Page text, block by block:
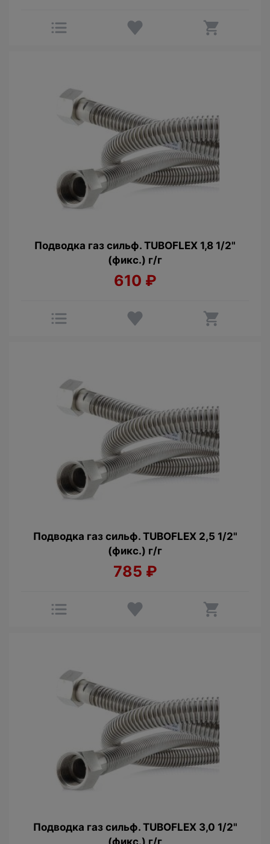
Подводка газ сильф. TUBOFLEX 1,8 1/2"
(фикс.) г/г
610 ₽
Подводка газ сильф. TUBOFLEX 2,5 1/2"
(фикс.) г/г
785 ₽
Подводка газ сильф. TUBOFLEX 3,0 1/2"
(фикс.) г/г